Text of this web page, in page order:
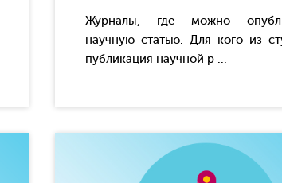
Журналы, где можно
научную статью. Для кого из
публикация научной р ...